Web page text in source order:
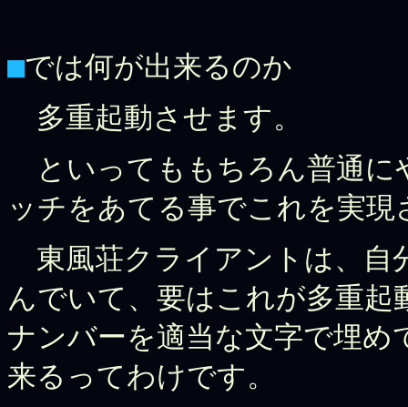
■では何が出来るのか
多重起動させます。
といってももちろん普通に
ッチをあてる事でこれを実
東風荘クライアントは、自
んでいて、要はこれが多重
ナンバーを適当な文字で埋め
来るってわけです。